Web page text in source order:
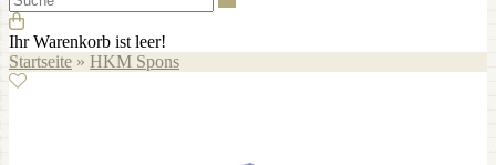
Ihr Warenkorb ist leer!
Startseite » HKM Spons